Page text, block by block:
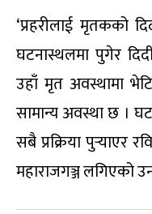
‘प्रहरीलाई मृतकको
घटनास्थलमा पुगेर
उहाँ मृत अवस्थामा
सामान्य अवस्था छ ।
सबै प्रक्रिया पुर्‍याएर
महाराजगञ्ज लगिएको